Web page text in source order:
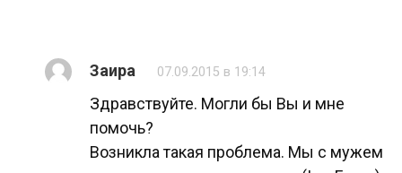
Заира 07.09.2015 в 19:14
Здравствуйте. Могли бы Вы и мне
помочь?
Возникла такая проблема. Мы с мужем